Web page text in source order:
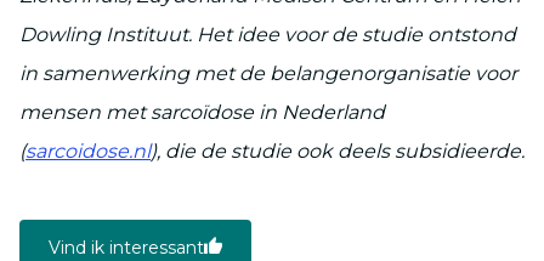
Dowling Instituut. Het idee voor de studie ontstond
in samenwerking met de belangenorganisatie voor
mensen met sarcoïdose in Nederland
(sarcoidose.nl), die de studie ook deels subsidieerde.
Vind ik interessant